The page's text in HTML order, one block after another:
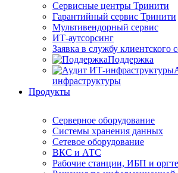
Сервисные центры Тринити
Гарантийный сервис Тринити
Мультивендорный сервис
ИТ-аутсорсинг
Заявка в службу клиентского
Поддержка
инфраструктуры
Продукты
Серверное оборудование
Системы хранения данных
Сетевое оборудование
ВКС и АТС
Рабочие станции, ИБП и